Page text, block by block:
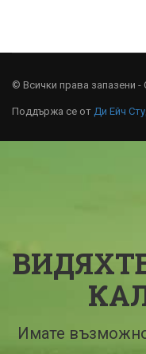
© Всички права запазени
Поддържа се от Ди Ейч
Имате